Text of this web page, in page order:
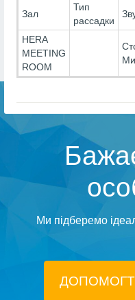
Зал
Тип
рассадки
HERA
MEETING
ROOM
Ми підберемо